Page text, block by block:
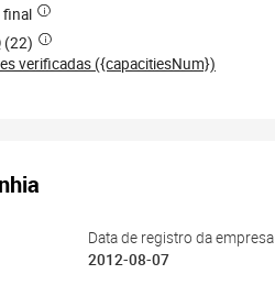
final
(22)
verificadas ({capacitiesNum})
Data de registro da empresa
2012-08-07